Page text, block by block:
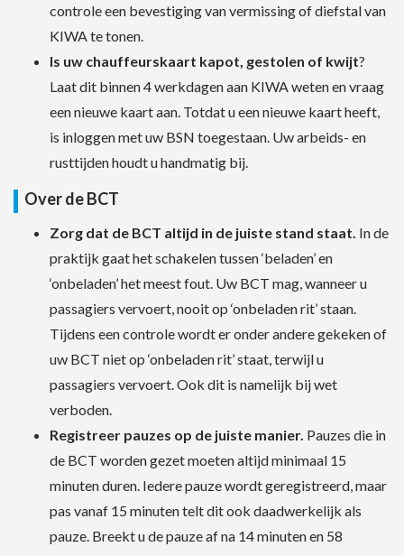
controle een bevestiging van vermissing of diefstal van
KIWA te tonen.
Is uw chauffeurskaart kapot, gestolen of kwijt?
Laat dit binnen 4 werkdagen aan KIWA weten en vraag
een nieuwe kaart aan. Totdat u een nieuwe kaart heeft,
is inloggen met uw BSN toegestaan. Uw arbeids- en
rusttijden houdt u handmatig bij.
Over de BCT
Zorg dat de BCT altijd in de juiste stand staat. In de
praktijk gaat het schakelen tussen ‘beladen’ en
‘onbeladen’ het meest fout. Uw BCT mag, wanneer u
passagiers vervoert, nooit op ‘onbeladen rit’ staan.
Tijdens een controle wordt er onder andere gekeken of
uw BCT niet op ‘onbeladen rit’ staat, terwijl u
passagiers vervoert. Ook dit is namelijk bij wet
verboden.
Registreer pauzes op de juiste manier. Pauzes die in
de BCT worden gezet moeten altijd minimaal 15
minuten duren. Iedere pauze wordt geregistreerd, maar
pas vanaf 15 minuten telt dit ook daadwerkelijk als
pauze. Breekt u de pauze af na 14 minuten en 58